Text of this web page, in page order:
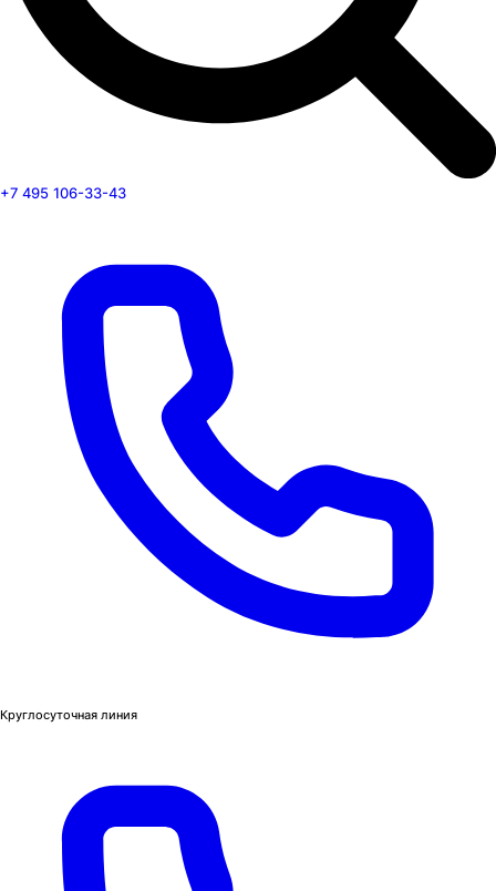
+7 495 106-33-43
Круглосуточная линия